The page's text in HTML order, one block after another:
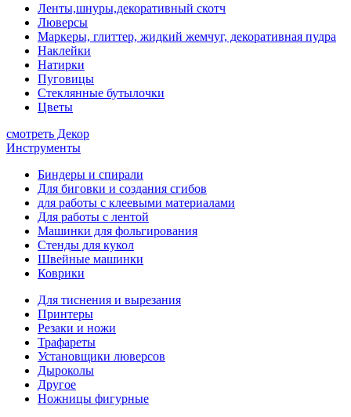
Ленты,шнуры,декоративный скотч
Люверсы
Маркеры, глиттер, жидкий жемчуг, декоративная пудра
Наклейки
Натирки
Пуговицы
Стеклянные бутылочки
Цветы
смотреть Декор
Инструменты
Биндеры и спирали
Для биговки и создания сгибов
для работы с клеевыми материалами
Для работы с лентой
Машинки для фольгирования
Стенды для кукол
Швейные машинки
Коврики
Для тиснения и вырезания
Принтеры
Резаки и ножи
Трафареты
Установщики люверсов
Дыроколы
Другое
Ножницы фигурные